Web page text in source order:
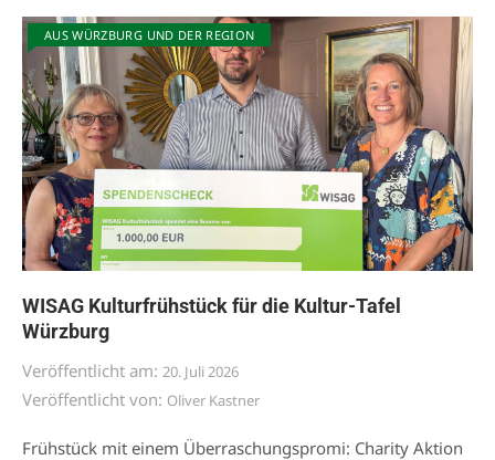
AUS WÜRZBURG UND DER REGION
WISAG Kulturfrühstück für die Kultur-Tafel
Würzburg
Veröffentlicht am: 20. Juli 2026
Veröffentlicht von: Oliver Kastner
Frühstück mit einem Überraschungspromi: Charity Aktion